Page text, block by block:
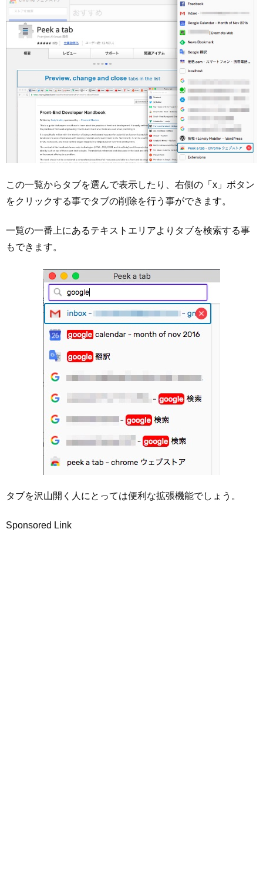
この一覧からタブを選んで表示したり、右側の「x」ボタン
をクリックする事でタブの削除を行う事ができます。
一覧の一番上にあるテキストエリアよりタブを検索する事
もできます。
タブを沢山開く人にとっては便利な拡張機能でしょう。
Sponsored Link